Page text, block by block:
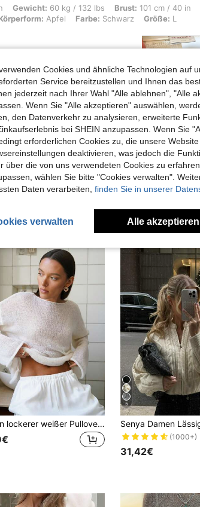
60 kg / 132 lbs, Brust: 101 cm / 40 in, Taille: 76 cm / 30
Gewicht: 60 kg / 132 lbs Brust: 101 cm / 40 in
Apfel Farbe: Schwarz Größe: L
weicher Stoff ❤️🥰
Bewertungen Ansehen
Auch Angeschaut
Damen lockerer weißer Pullover mit langen Ärmeln und Cut-outs, weißer Strand-Cover-up, lässige Strickware für Herbst/Winter
5
(1000+)
31,42€
Cookies und ähnliche Technologien auf
Service bereitzustellen und Ihnen das
jederzeit nach Ihrer Wahl "Alle ablehnen", "Alle
Wenn Sie "Alle akzeptieren" auswählen,
den Datenverkehr zu analysieren, erweiterte
bei SHEIN anzupassen. Wenn Sie
erforderlichen Cookies zu, die unsere
deaktivieren, was jedoch die
über die von uns verwendeten Cookies zu
wählen Sie bitte "Cookies verwalten".
Daten verarbeiten, finden Sie in unserer
verwalten Alle akzeptieren